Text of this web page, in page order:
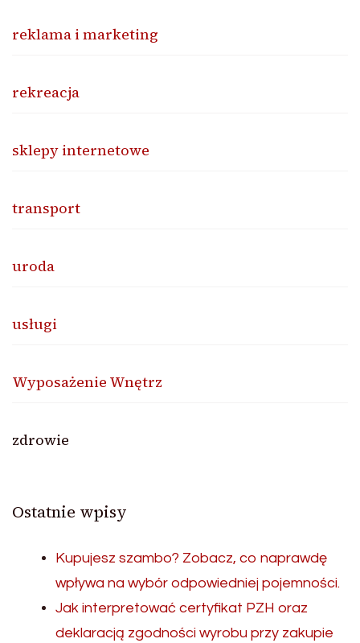
reklama i marketing
rekreacja
sklepy internetowe
transport
uroda
usługi
Wyposażenie Wnętrz
zdrowie
Ostatnie wpisy
Kupujesz szambo? Zobacz, co naprawdę
wpływa na wybór odpowiedniej pojemności.
Jak interpretować certyfikat PZH oraz
deklaracją zgodności wyrobu przy zakupie